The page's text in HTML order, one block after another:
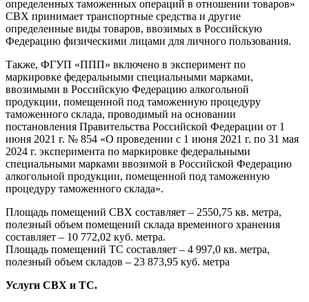
определенных таможенных операций в отношении товаров»
СВХ принимает транспортные средства и другие
определенные виды товаров, ввозимых в Российскую
Федерацию физическими лицами для личного пользования.
Также, ФГУП «ППП» включено в эксперимент по
маркировке федеральными специальными марками,
ввозимыми в Российскую Федерацию алкогольной
продукции, помещенной под таможенную процедуру
таможенного склада, проводимый на основании
постановления Правительства Российской Федерации от 1
июня 2021 г. № 854 «О проведении с 1 июня 2021 г. по 31 мая
2024 г. эксперимента по маркировке федеральными
специальными марками ввозимой в Российской Федерацию
алкогольной продукции, помещенной под таможенную
процедуру таможенного склада».
Площадь помещений СВХ составляет – 2550,75 кв. метра,
полезный объем помещений склада временного хранения
составляет – 10 772,02 куб. метра.
Площадь помещений ТС составляет – 4 997,0 кв. метра,
полезный объем складов – 23 873,95 куб. метра
Услуги СВХ и ТС.